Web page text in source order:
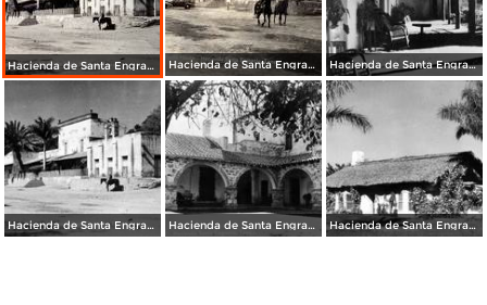
Hacienda de Santa Engracia. Hacienda de Santa Engracia. Hacienda de Santa Engracia: Patio
Hacienda de Santa Engracia: Casa Campestre Hacienda de Santa Engracia: Patio Hacienda de Santa Engracia: Cabaña de Huéspedes